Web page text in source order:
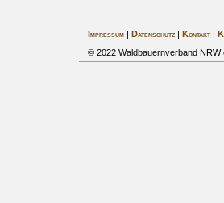
Impressum| Datenschutz| Kontakt|
© 2022 Waldbauernverband NRW